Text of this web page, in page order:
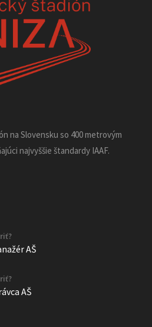
na Slovensku so 400 metrovým
najvyššie štandardy IAAF.
AŠ
AŠ